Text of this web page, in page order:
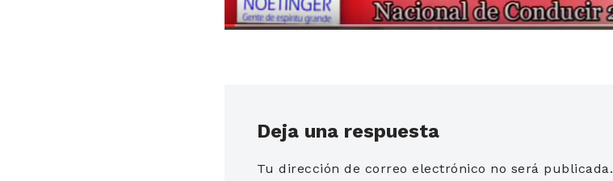
Deja una respuesta
Tu dirección de correo electrónico no será publicada.